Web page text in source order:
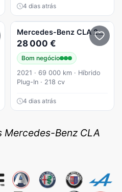
4 dias atrás
e Shooting Brake Style Plus
Mercedes-Benz CLA 250
28 000 €
Bom negócio
2021 · 69 000 km · Híbrido
Plug-In · 218 cv
4 dias atrás
Mercedes-Benz CLA